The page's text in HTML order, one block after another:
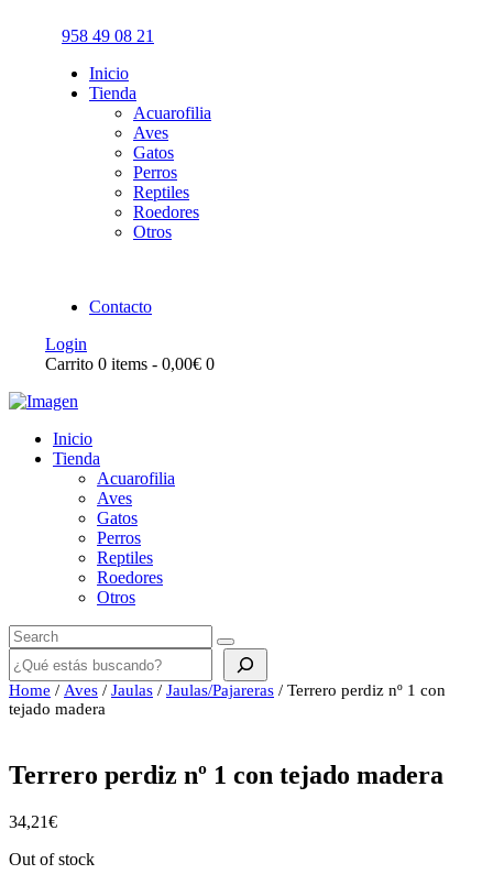
958 49 08 21
Inicio
Tienda
Acuarofilia
Aves
Gatos
Perros
Reptiles
Roedores
Otros
Contacto
Login
Carrito 0 items - 0,00€ 0
Inicio
Tienda
Acuarofilia
Aves
Gatos
Perros
Reptiles
Roedores
Otros
Buscar
Home / Aves / Jaulas / Jaulas/Pajareras / Terrero perdiz nº 1 con
tejado madera
Terrero perdiz nº 1 con tejado madera
34,21€
Out of stock